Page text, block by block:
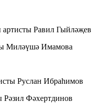
артисты Равил Гыйләҗев
Миләүшә Имамова
Руслан Ибраһимов
Рәзил Фәхертдинов